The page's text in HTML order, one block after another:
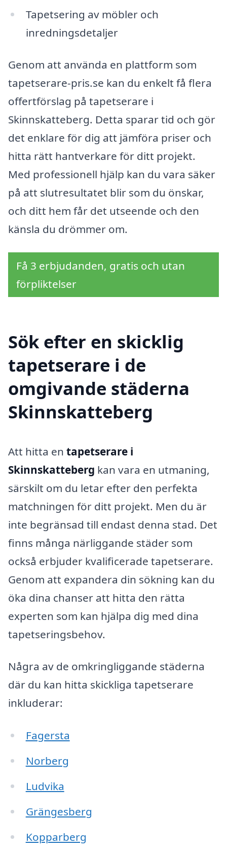
Tapetsering av möbler och
inredningsdetaljer
Genom att använda en plattform som
tapetserare-pris.se kan du enkelt få flera
offertförslag på tapetserare i
Skinnskatteberg. Detta sparar tid och gör
det enklare för dig att jämföra priser och
hitta rätt hantverkare för ditt projekt.
Med professionell hjälp kan du vara säker
på att slutresultatet blir som du önskar,
och ditt hem får det utseende och den
känsla du drömmer om.
Få 3 erbjudanden, gratis och utan
förpliktelser
Sök efter en skicklig
tapetserare i de
omgivande städerna
Skinnskatteberg
Att hitta en tapetserare i
Skinnskatteberg kan vara en utmaning,
särskilt om du letar efter den perfekta
matchningen för ditt projekt. Men du är
inte begränsad till endast denna stad. Det
finns många närliggande städer som
också erbjuder kvalificerade tapetserare.
Genom att expandera din sökning kan du
öka dina chanser att hitta den rätta
experten som kan hjälpa dig med dina
tapetseringsbehov.
Några av de omkringliggande städerna
där du kan hitta skickliga tapetserare
inkluderar:
Fagersta
Norberg
Ludvika
Grängesberg
Kopparberg